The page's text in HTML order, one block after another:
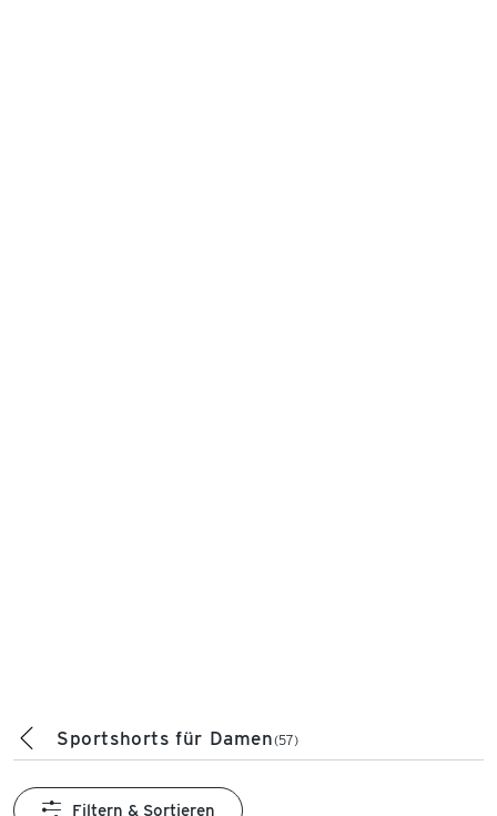
Sportshorts für Damen(57)
Filtern & Sortieren